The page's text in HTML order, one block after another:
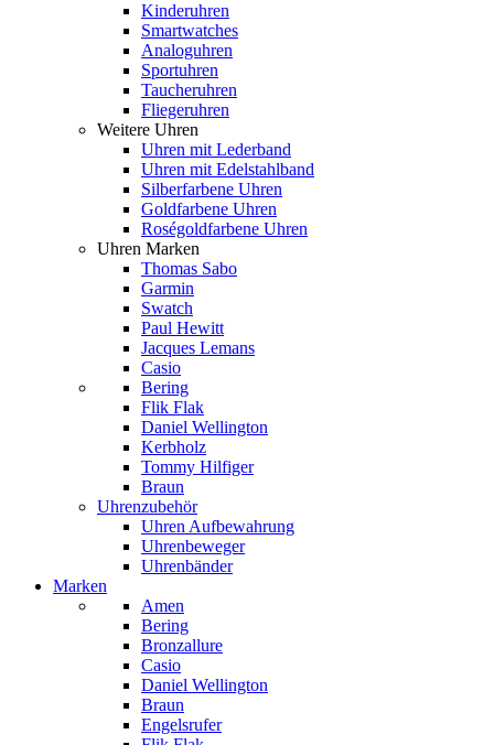
Kinderuhren
Smartwatches
Analoguhren
Sportuhren
Taucheruhren
Fliegeruhren
Weitere Uhren
Uhren mit Lederband
Uhren mit Edelstahlband
Silberfarbene Uhren
Goldfarbene Uhren
Roségoldfarbene Uhren
Uhren Marken
Thomas Sabo
Garmin
Swatch
Paul Hewitt
Jacques Lemans
Casio
Bering
Flik Flak
Daniel Wellington
Kerbholz
Tommy Hilfiger
Braun
Uhrenzubehör
Uhren Aufbewahrung
Uhrenbeweger
Uhrenbänder
Marken
Amen
Bering
Bronzallure
Casio
Daniel Wellington
Braun
Engelsrufer